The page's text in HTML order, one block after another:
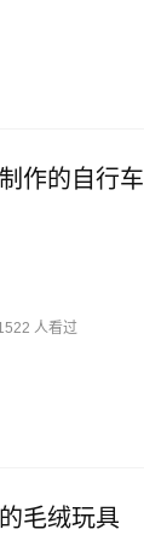
作的自行车
人看过
毛绒玩具